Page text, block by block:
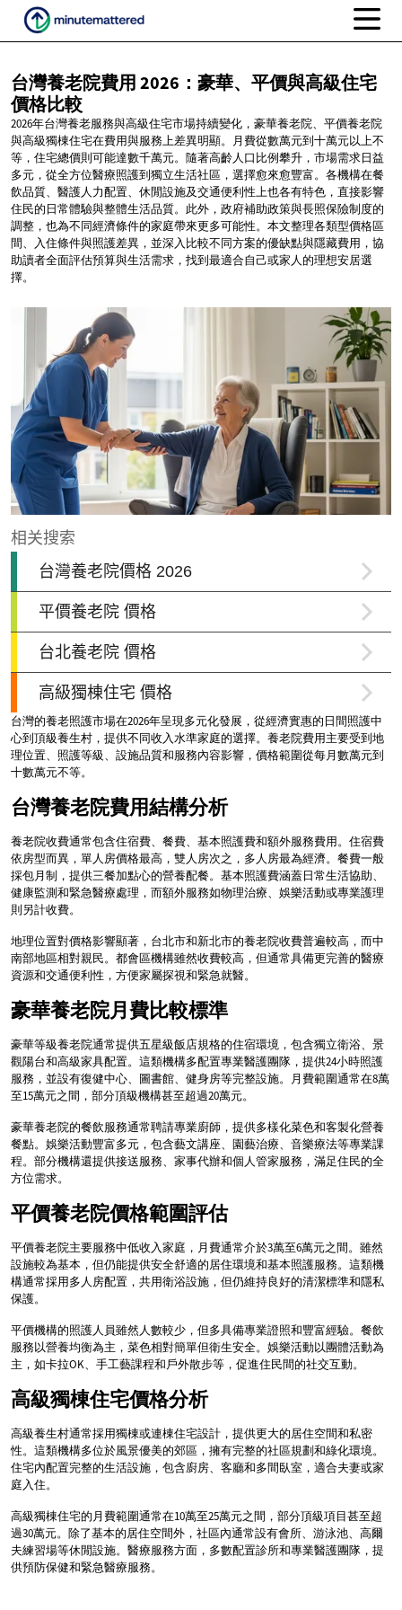
台灣養老院費用 2026：豪華、平價與高級住宅
價格比較
2026年台灣養老服務與高級住宅市場持續變化，豪華養老院、平價養老院
與高級獨棟住宅在費用與服務上差異明顯。月費從數萬元到十萬元以上不
等，住宅總價則可能達數千萬元。隨著高齡人口比例攀升，市場需求日益
多元，從全方位醫療照護到獨立生活社區，選擇愈來愈豐富。各機構在餐
飲品質、醫護人力配置、休閒設施及交通便利性上也各有特色，直接影響
住民的日常體驗與整體生活品質。此外，政府補助政策與長照保險制度的
調整，也為不同經濟條件的家庭帶來更多可能性。本文整理各類型價格區
間、入住條件與照護差異，並深入比較不同方案的優缺點與隱藏費用，協
助讀者全面評估預算與生活需求，找到最適合自己或家人的理想安居選
擇。
台灣的養老照護市場在2026年呈現多元化發展，從經濟實惠的日間照護中
心到頂級養生村，提供不同收入水準家庭的選擇。養老院費用主要受到地
理位置、照護等級、設施品質和服務內容影響，價格範圍從每月數萬元到
十數萬元不等。
台灣養老院費用結構分析
養老院收費通常包含住宿費、餐費、基本照護費和額外服務費用。住宿費
依房型而異，單人房價格最高，雙人房次之，多人房最為經濟。餐費一般
採包月制，提供三餐加點心的營養配餐。基本照護費涵蓋日常生活協助、
健康監測和緊急醫療處理，而額外服務如物理治療、娛樂活動或專業護理
則另計收費。
地理位置對價格影響顯著，台北市和新北市的養老院收費普遍較高，而中
南部地區相對親民。都會區機構雖然收費較高，但通常具備更完善的醫療
資源和交通便利性，方便家屬探視和緊急就醫。
豪華養老院月費比較標準
豪華等級養老院通常提供五星級飯店規格的住宿環境，包含獨立衛浴、景
觀陽台和高級家具配置。這類機構多配置專業醫護團隊，提供24小時照護
服務，並設有復健中心、圖書館、健身房等完整設施。月費範圍通常在8萬
至15萬元之間，部分頂級機構甚至超過20萬元。
豪華養老院的餐飲服務通常聘請專業廚師，提供多樣化菜色和客製化營養
餐點。娛樂活動豐富多元，包含藝文講座、園藝治療、音樂療法等專業課
程。部分機構還提供接送服務、家事代辦和個人管家服務，滿足住民的全
方位需求。
平價養老院價格範圍評估
平價養老院主要服務中低收入家庭，月費通常介於3萬至6萬元之間。雖然
設施較為基本，但仍能提供安全舒適的居住環境和基本照護服務。這類機
構通常採用多人房配置，共用衛浴設施，但仍維持良好的清潔標準和隱私
保護。
平價機構的照護人員雖然人數較少，但多具備專業證照和豐富經驗。餐飲
服務以營養均衡為主，菜色相對簡單但衛生安全。娛樂活動以團體活動為
主，如卡拉OK、手工藝課程和戶外散步等，促進住民間的社交互動。
高級獨棟住宅價格分析
高級養生村通常採用獨棟或連棟住宅設計，提供更大的居住空間和私密
性。這類機構多位於風景優美的郊區，擁有完整的社區規劃和綠化環境。
住宅內配置完整的生活設施，包含廚房、客廳和多間臥室，適合夫妻或家
庭入住。
高級獨棟住宅的月費範圍通常在10萬至25萬元之間，部分頂級項目甚至超
過30萬元。除了基本的居住空間外，社區內通常設有會所、游泳池、高爾
夫練習場等休閒設施。醫療服務方面，多數配置診所和專業醫護團隊，提
供預防保健和緊急醫療服務。